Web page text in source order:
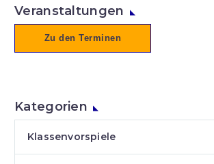
Veranstaltungen
Zu den Terminen
Kategorien
Klassenvorspiele